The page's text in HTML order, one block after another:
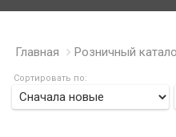
Главная Розничный
Сортировать по: